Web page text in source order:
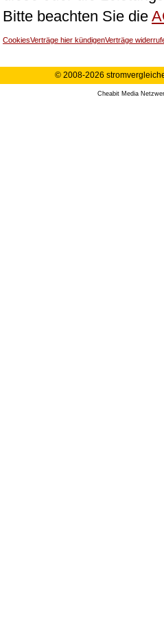
Bitte beachten Sie die
CookiesVerträge hier kündigenVerträge
© 2008-2026
Cheabit Media